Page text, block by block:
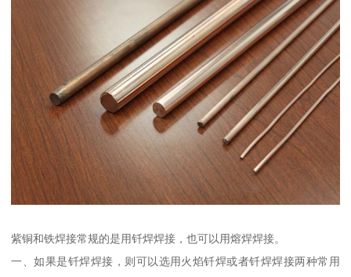
紫铜和铁焊接常规的是用钎焊焊接，也可以用熔焊焊接。
一、如果是钎焊焊接，则可以选用火焰钎焊或者钎焊焊接两种常用